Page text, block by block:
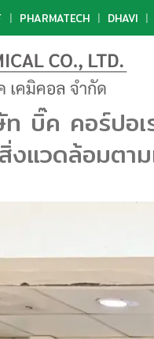
| PHARMATECH | DHAVI |
บิ๊ค คอร์ปอ
งแวดล้อมต